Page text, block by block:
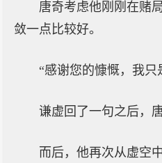
唐奇考虑他刚刚在赌
敛一点比较好。
“感谢您的慷慨，我只
谦虚回了一句之后，
而后，他再次从虚空